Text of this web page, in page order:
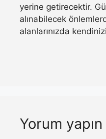
yerine getirecektir.
alınabilecek
alanlarınızda
Yorum yapın